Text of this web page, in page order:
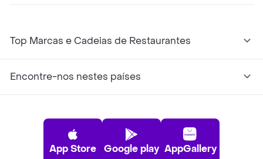
Top Marcas e Cadeias de Restaurantes
Encontre-nos nestes países
App Store Google play AppGallery